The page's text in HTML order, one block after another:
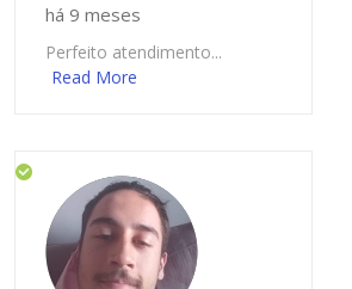
há 9 meses
Perfeito atendimento...
Read More